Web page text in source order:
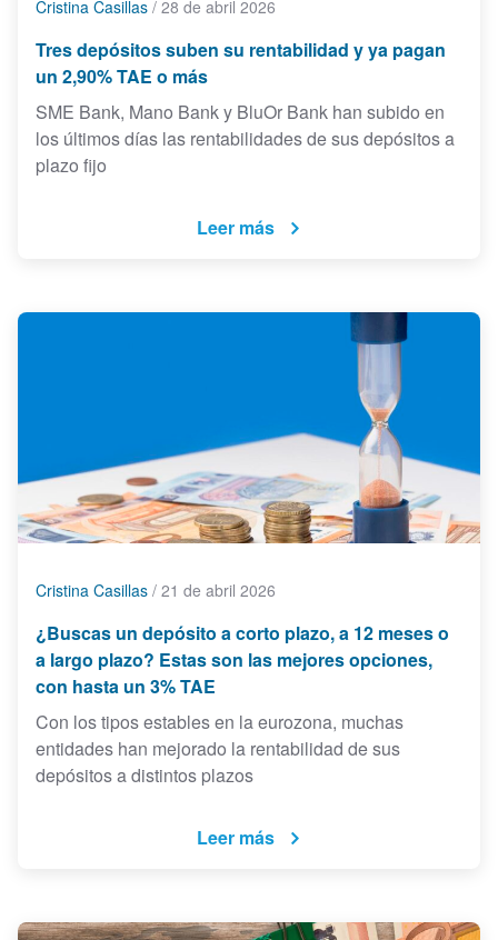
Cristina Casillas / 28 de abril 2026
Tres depósitos suben su rentabilidad y ya pagan
un 2,90% TAE o más
SME Bank, Mano Bank y BluOr Bank han subido en
los últimos días las rentabilidades de sus depósitos a
plazo fijo
Leer más
Cristina Casillas / 21 de abril 2026
¿Buscas un depósito a corto plazo, a 12 meses o
a largo plazo? Estas son las mejores opciones,
con hasta un 3% TAE
Con los tipos estables en la eurozona, muchas
entidades han mejorado la rentabilidad de sus
depósitos a distintos plazos
Leer más